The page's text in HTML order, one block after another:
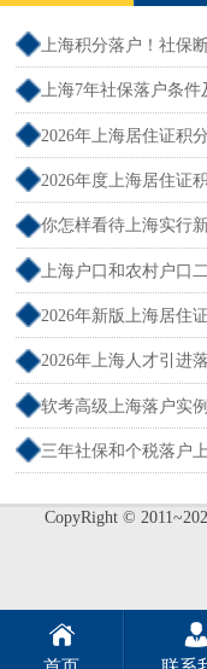
上海积分落户！社保
断交需要重新计算吗
上海7年社保落户条
吗？）
2026年上海居住证积
户政策2026年）
2026年度上海居住证
分）
你怎样看待上海实行
新规）
上海户口和农村户口
口哪个值钱）
2026年新版上海居住
标）
2026年上海人才引进
所需时间）
软考高级上海落户实
三年社保和个税落户
CopyRight ©